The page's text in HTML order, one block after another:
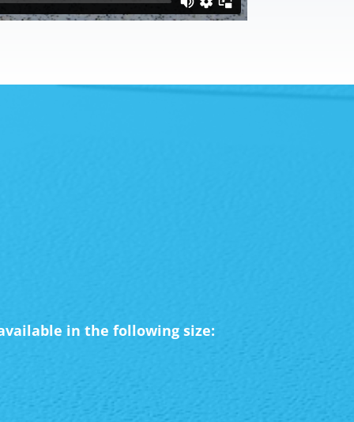
in the following size: